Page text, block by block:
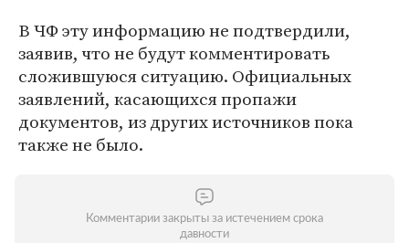
В ЧФ эту информацию не подтвердили,
заявив, что не будут комментировать
сложившуюся ситуацию. Официальных
заявлений, касающихся пропажи
документов, из других источников пока
также не было.
Комментарии закрыты за истечением срока
давности